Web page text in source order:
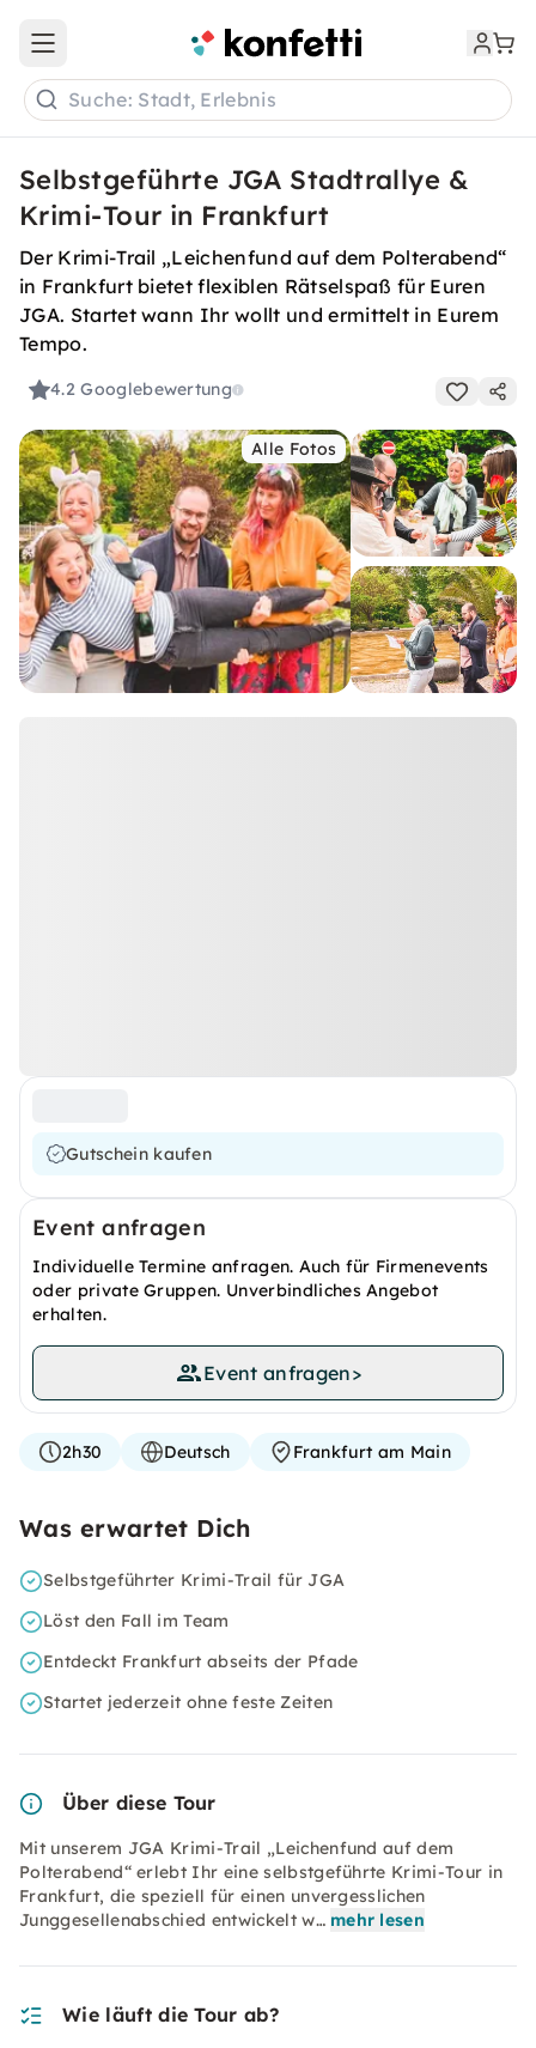
Open main menu
Suche: Stadt, Erlebnis
Selbstgeführte JGA Stadtrallye &
Krimi-Tour in Frankfurt
Der Krimi-Trail „Leichenfund auf dem Polterabend“
in Frankfurt bietet flexiblen Rätselspaß für Euren
JGA. Startet wann Ihr wollt und ermittelt in Eurem
Tempo.
4.2Googlebewertung
Alle Fotos
Gutschein kaufen
Event anfragen
Individuelle Termine anfragen. Auch für Firmenevents
oder private Gruppen. Unverbindliches Angebot
erhalten.
Event anfragen>
2h30 Deutsch Frankfurt am Main
Was erwartet Dich
Selbstgeführter Krimi-Trail für JGA
Löst den Fall im Team
Entdeckt Frankfurt abseits der Pfade
Startet jederzeit ohne feste Zeiten
Über diese Tour
Mit unserem JGA Krimi-Trail „Leichenfund auf dem
Polterabend“ erlebt Ihr eine selbstgeführte Krimi-Tour in
Frankfurt, die speziell für einen unvergesslichen
Junggesellenabschied entwickelt w… mehr lesen
Wie läuft die Tour ab?